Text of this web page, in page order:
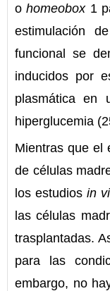
ohomeobox 1
estimulación
funcional se
inducidos por
plasmática en
hiperglucemia
Mientras que el
de células
los estudios in
las células
trasplantadas.
para las
embargo, no